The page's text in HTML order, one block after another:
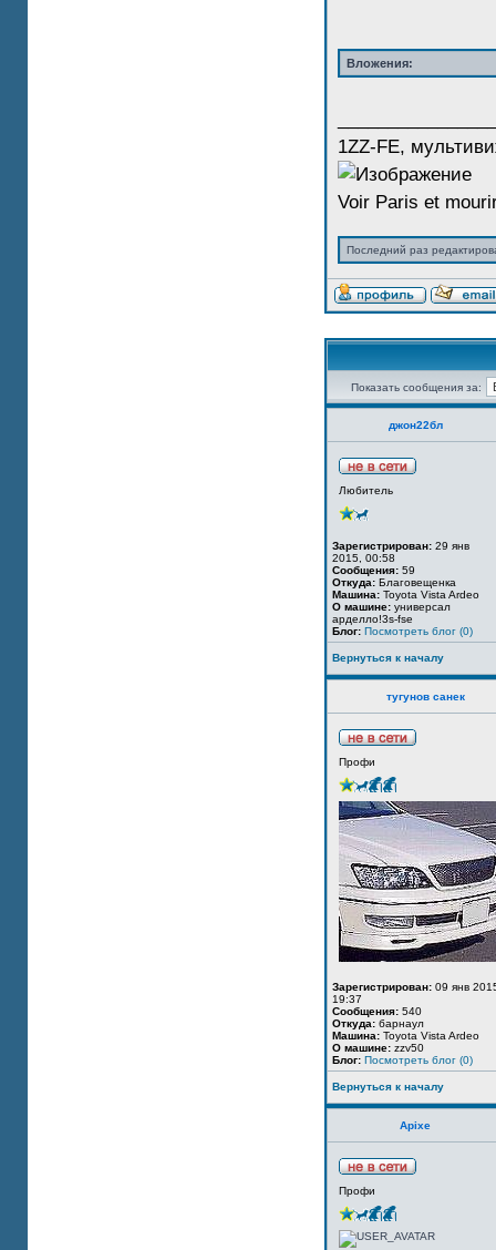
Вложения:
1ZZ-FE,
Voir Paris et
Последний раз
Показать сообщения за:
джон22бл
Любитель
Зарегистрирован: 29 янв
2015, 00:58
Сообщения: 59
Откуда: Благовещенка
Машина: Toyota Vista Ardeo
О машине: универсал
арделло!3s-fse
Блог: Посмотреть блог (0)
Вернуться к началу
тугунов санек
Профи
Зарегистрирован: 09 янв
19:37
Сообщения: 540
Откуда: барнаул
Машина: Toyota Vista Ardeo
О машине: zzv50
Блог: Посмотреть блог (0)
Вернуться к началу
Apixe
Профи